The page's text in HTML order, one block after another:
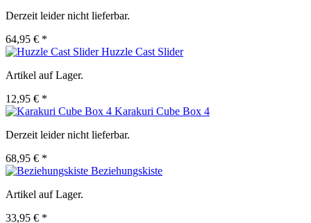
Derzeit leider nicht lieferbar.
64,95 € *
Huzzle Cast Slider
Artikel auf Lager.
12,95 € *
Karakuri Cube Box 4
Derzeit leider nicht lieferbar.
68,95 € *
Beziehungskiste
Artikel auf Lager.
33,95 € *